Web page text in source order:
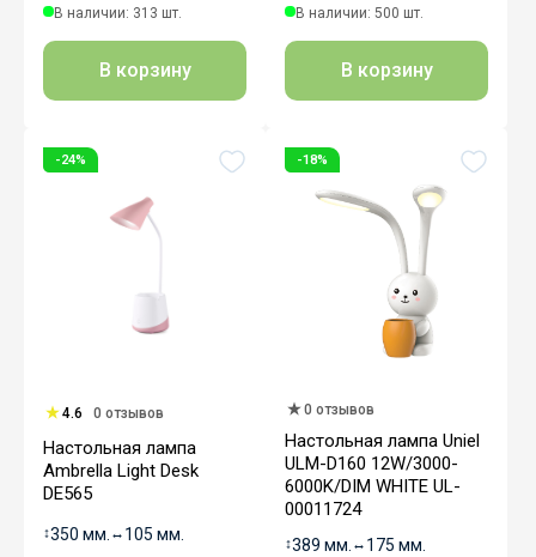
В наличии: 313 шт.
В корзину
В наличии: 500 шт.
В корзину
-24%
4.6 0 отзывов
Настольная лампа
Ambrella Light Desk
DE565
↕350 мм. ↔ 105 мм.
-18%
0 отзывов
Настольная лампа Uniel
ULM-D160 12W/3000-
6000K/DIM WHITE UL-
00011724
↕389 мм. ↔ 175 мм.